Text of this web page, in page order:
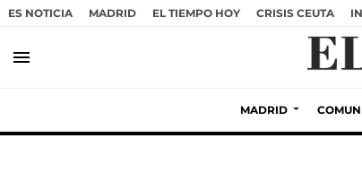
ES NOTICIA MADRID EL TIEMPO HOY CRISIS CEUTA
menu
MADRID